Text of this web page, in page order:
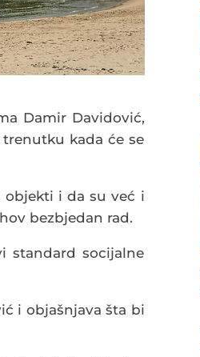
Damir Davidović,
kada će se
objekti i da su već i
bezbjedan rad.
standard socijalne
i objašnjava šta bi